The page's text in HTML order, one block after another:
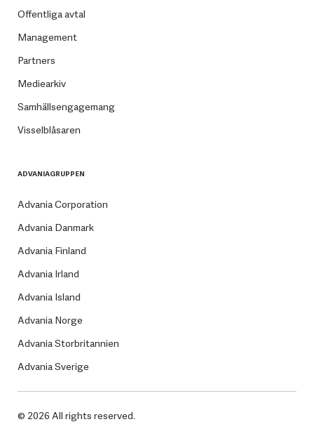
Offentliga avtal
Management
Partners
Mediearkiv
Samhällsengagemang
Visselblåsaren
ADVANIAGRUPPEN
Advania Corporation
Advania Danmark
Advania Finland
Advania Irland
Advania Island
Advania Norge
Advania Storbritannien
Advania Sverige
© 2026 All rights reserved.